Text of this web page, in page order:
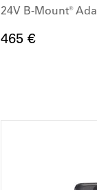
24V B-Mount®
465 €